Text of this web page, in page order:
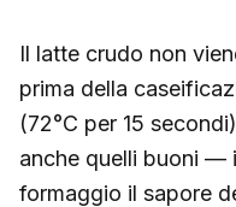
Il latte crudo non
prima della
(72°C per 15
anche quelli buoni —
formaggio il sapore